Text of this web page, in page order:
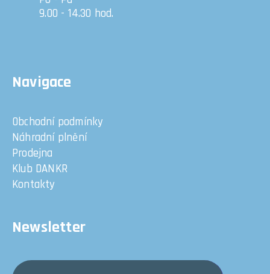
9.00 - 14.30 hod.
Navigace
Obchodní podmínky
Náhradní plnění
Prodejna
Klub DANKR
Kontakty
Newsletter